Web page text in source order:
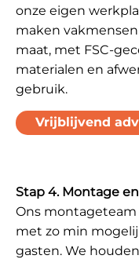
onze eigen
maken
maat, met FSC-
materialen en
gebruik.
Vrijblijvend
Stap 4. Montage
Ons montageteam
met zo min
gasten. We